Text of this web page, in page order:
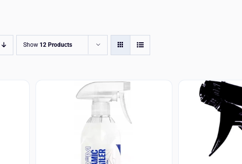
Show 12 Products